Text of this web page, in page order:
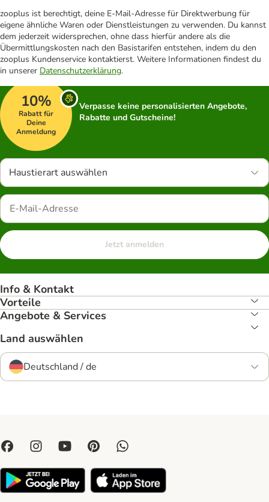
zooplus ist berechtigt, deine E-Mail-Adresse für Direktwerbung für
eigene ähnliche Waren oder Dienstleistungen zu verwenden. Du kannst
dem jederzeit widersprechen, ohne dass hierfür andere als die
Übermittlungskosten nach den Basistarifen entstehen, indem du den
zooplus Kundenservice kontaktierst. Weitere Informationen findest du
in unserer Datenschutzerklärung.
10%
Rabatt für
Deine
Anmeldung
Verpasse keine personalisierten Angebote,
Rabatte und Gutscheine!
Haustierart auswählen
Jetzt anmelden
Info & Kontakt
Vorteile
Angebote & Services
Land auswählen
Deutschland / de